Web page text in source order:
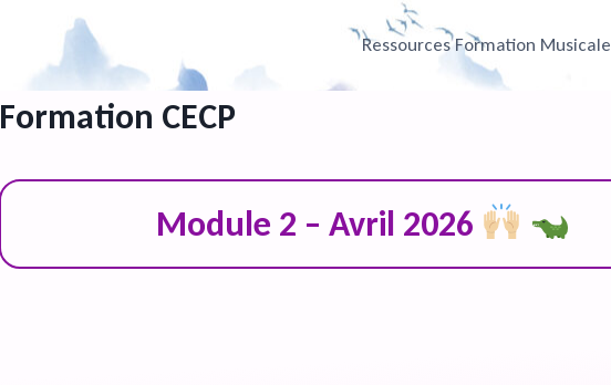
Ressources Formation Musicale
Formation CECP
Module 2 – Avril 2026